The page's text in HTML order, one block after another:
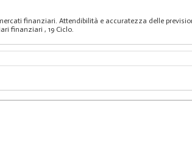
finanziari. Attendibilità e accuratezza delle
finanziari , 19 Ciclo.